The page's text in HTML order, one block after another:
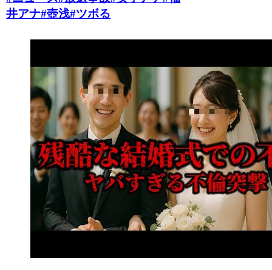
井アナ#壺浅#ツボる